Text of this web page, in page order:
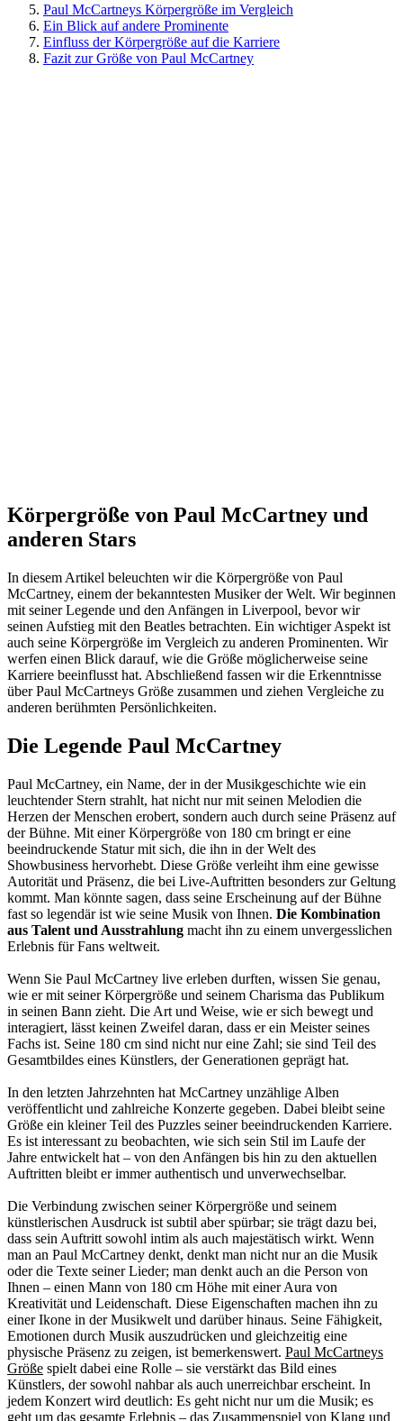
Paul McCartneys Körpergröße im Vergleich
Ein Blick auf andere Prominente
Einfluss der Körpergröße auf die Karriere
Fazit zur Größe von Paul McCartney
Körpergröße von Paul McCartney und
anderen Stars
In diesem Artikel beleuchten wir die Körpergröße von Paul
McCartney, einem der bekanntesten Musiker der Welt. Wir beginnen
mit seiner Legende und den Anfängen in Liverpool, bevor wir
seinen Aufstieg mit den Beatles betrachten. Ein wichtiger Aspekt ist
auch seine Körpergröße im Vergleich zu anderen Prominenten. Wir
werfen einen Blick darauf, wie die Größe möglicherweise seine
Karriere beeinflusst hat. Abschließend fassen wir die Erkenntnisse
über Paul McCartneys Größe zusammen und ziehen Vergleiche zu
anderen berühmten Persönlichkeiten.
Die Legende Paul McCartney
Paul McCartney, ein Name, der in der Musikgeschichte wie ein
leuchtender Stern strahlt, hat nicht nur mit seinen Melodien die
Herzen der Menschen erobert, sondern auch durch seine Präsenz auf
der Bühne. Mit einer Körpergröße von 180 cm bringt er eine
beeindruckende Statur mit sich, die ihn in der Welt des
Showbusiness hervorhebt. Diese Größe verleiht ihm eine gewisse
Autorität und Präsenz, die bei Live-Auftritten besonders zur Geltung
kommt. Man könnte sagen, dass seine Erscheinung auf der Bühne
fast so legendär ist wie seine Musik von Ihnen. Die Kombination
aus Talent und Ausstrahlung macht ihn zu einem unvergesslichen
Erlebnis für Fans weltweit.
Wenn Sie Paul McCartney live erleben durften, wissen Sie genau,
wie er mit seiner Körpergröße und seinem Charisma das Publikum
in seinen Bann zieht. Die Art und Weise, wie er sich bewegt und
interagiert, lässt keinen Zweifel daran, dass er ein Meister seines
Fachs ist. Seine 180 cm sind nicht nur eine Zahl; sie sind Teil des
Gesamtbildes eines Künstlers, der Generationen geprägt hat.
In den letzten Jahrzehnten hat McCartney unzählige Alben
veröffentlicht und zahlreiche Konzerte gegeben. Dabei bleibt seine
Größe ein kleiner Teil des Puzzles seiner beeindruckenden Karriere.
Es ist interessant zu beobachten, wie sich sein Stil im Laufe der
Jahre entwickelt hat – von den Anfängen bis hin zu den aktuellen
Auftritten bleibt er immer authentisch und unverwechselbar.
Die Verbindung zwischen seiner Körpergröße und seinem
künstlerischen Ausdruck ist subtil aber spürbar; sie trägt dazu bei,
dass sein Auftritt sowohl intim als auch majestätisch wirkt. Wenn
man an Paul McCartney denkt, denkt man nicht nur an die Musik
oder die Texte seiner Lieder; man denkt auch an die Person von
Ihnen – einen Mann von 180 cm Höhe mit einer Aura von
Kreativität und Leidenschaft. Diese Eigenschaften machen ihn zu
einer Ikone in der Musikwelt und darüber hinaus. Seine Fähigkeit,
Emotionen durch Musik auszudrücken und gleichzeitig eine
physische Präsenz zu zeigen, ist bemerkenswert. Paul McCartneys
Größe spielt dabei eine Rolle – sie verstärkt das Bild eines
Künstlers, der sowohl nahbar als auch unerreichbar erscheint. In
jedem Konzert wird deutlich: Es geht nicht nur um die Musik; es
geht um das gesamte Erlebnis – das Zusammenspiel von Klang und